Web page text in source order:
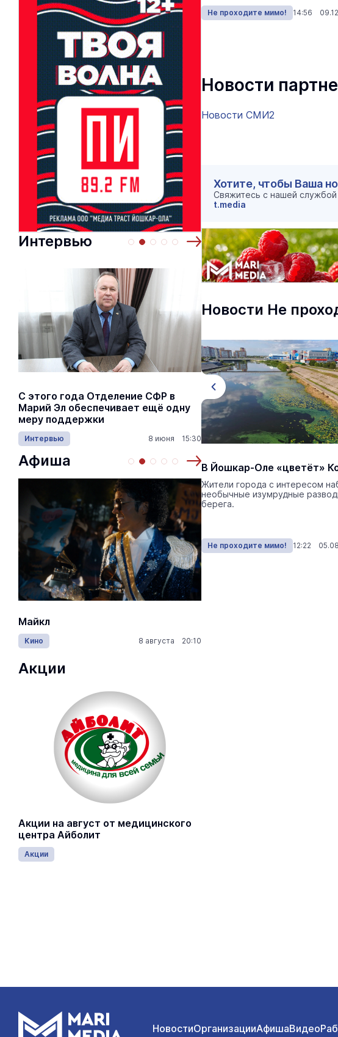
Интервью
С этого года Отделение СФР в
Марий Эл обеспечивает ещё одну
меру поддержки
Интервью 8 июня 15:30
Алексей Ямаев о
Шкетана: «Для меня
лёгких спектаклей»
Культура
Афиша
Майкл
Кино 8 августа 20:10
Акции
Акции на август от медицинского
центра Айболит
Акции
Не проходите мимо! 14:56
Новости
Новости СМИ2
Хотите, чтобы Ваша
Свяжитесь с нашей службой
t.media
Новости Не
В Йошкар-Оле два дня назад
пропал 87-летний пенсионер
Сазонов Григорий Степанович ушёл из
дома 3 августа.
Не проходите мимо! 16:15 05.08.2026
В Йошкар-Оле «цветёт»
Жители города с интересом
необычные изумрудные
берега.
Не проходите мимо! 12:22
НовостиОрганизацииАфишаВидео